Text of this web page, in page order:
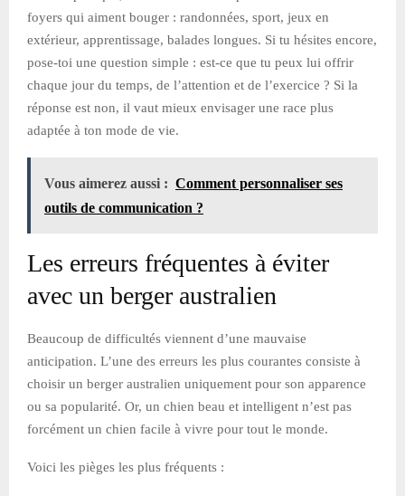
foyers qui aiment bouger : randonnées, sport, jeux en
extérieur, apprentissage, balades longues. Si tu hésites encore,
pose-toi une question simple : est-ce que tu peux lui offrir
chaque jour du temps, de l’attention et de l’exercice ? Si la
réponse est non, il vaut mieux envisager une race plus
adaptée à ton mode de vie.
Vous aimerez aussi : Comment personnaliser ses
outils de communication ?
Les erreurs fréquentes à éviter
avec un berger australien
Beaucoup de difficultés viennent d’une mauvaise
anticipation. L’une des erreurs les plus courantes consiste à
choisir un berger australien uniquement pour son apparence
ou sa popularité. Or, un chien beau et intelligent n’est pas
forcément un chien facile à vivre pour tout le monde.
Voici les pièges les plus fréquents :